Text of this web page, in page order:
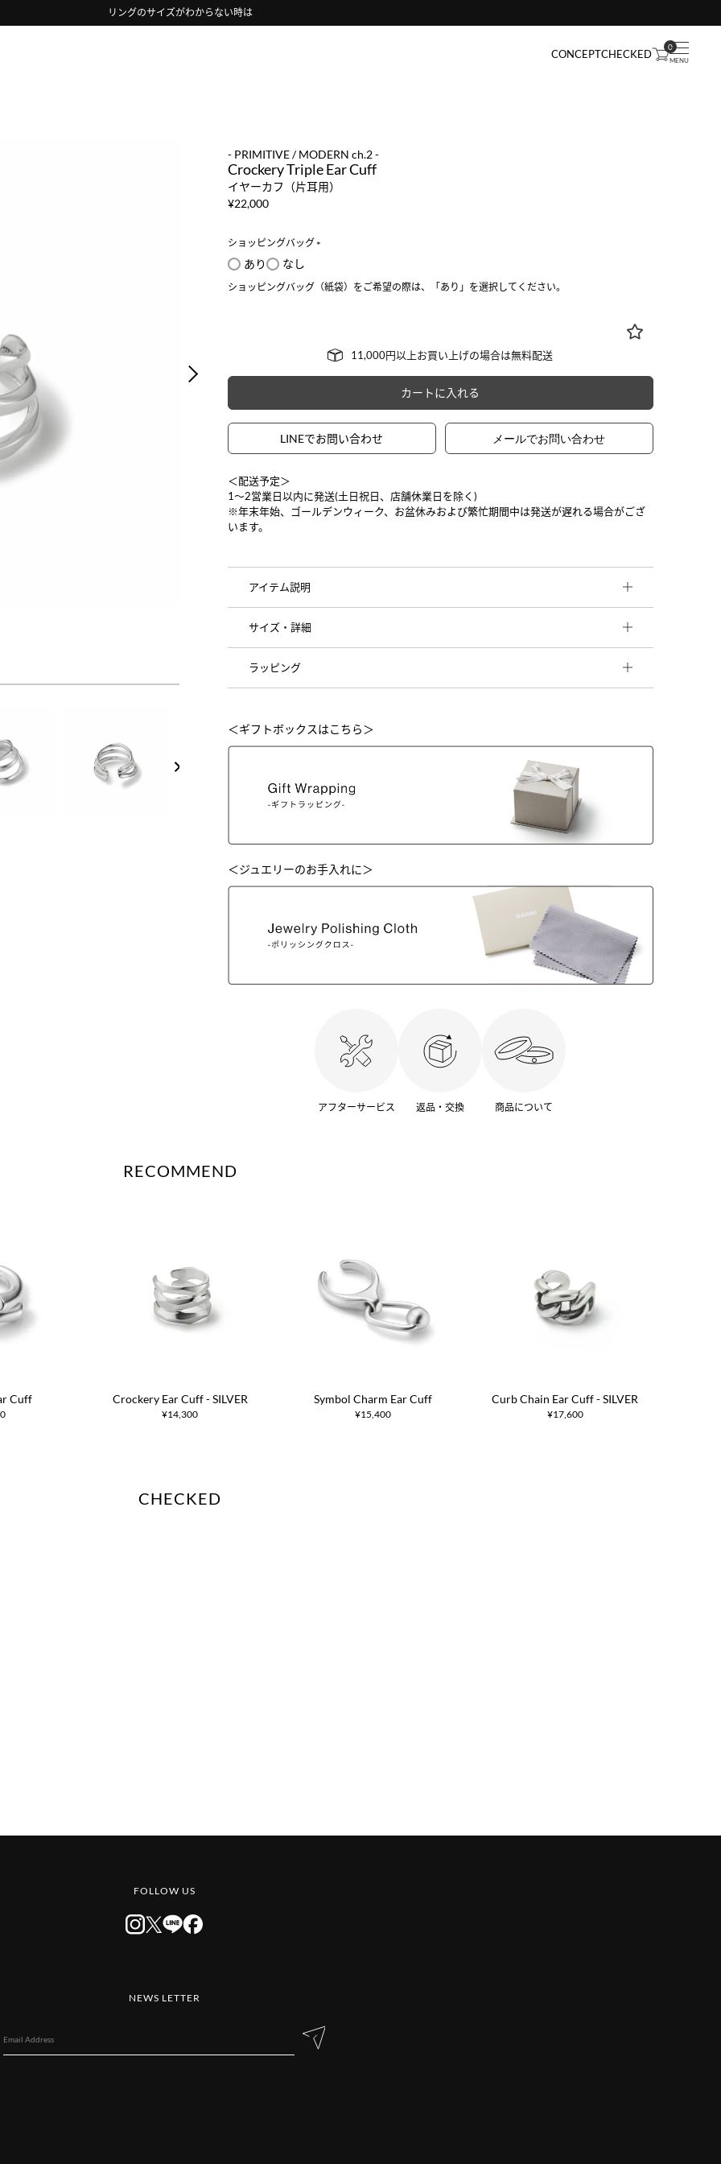
リングのサイズがわからない時は
CONCEPTCHECKED
0
NEXT
- PRIMITIVE / MODERN ch.2 -
Crockery Triple Ear Cuff
イヤーカフ（片耳用）
¥22,000
ショッピングバッグ
須
あり なし
ショッピングバッグ（紙袋）をご希望の際は、「あり」を選択してください。
カートに入れる
LINEでお問い合わせ
＜配送予定＞
1〜2営業日以内に発送(土日祝日、店舗休業日を除く)
※年末年始、ゴールデンウィーク、お盆休みおよび繁忙期間中は発送が遅れる場合がござ
います。
アイテム説明
サイズ・詳細
ラッピング
＜ギフトボックスはこちら＞
＜ジュエリーのお手入れに＞
アフターサービス 返品・交換 商品について
RECOMMEND
Cuff Crockery Ear Cuff - SILVER
¥14,300
Symbol Charm Ear Cuff
¥15,400
Curb Chain Ear Cuff - SILVER
¥17,600
CHECKED
FOLLOW US
NEWS LETTER